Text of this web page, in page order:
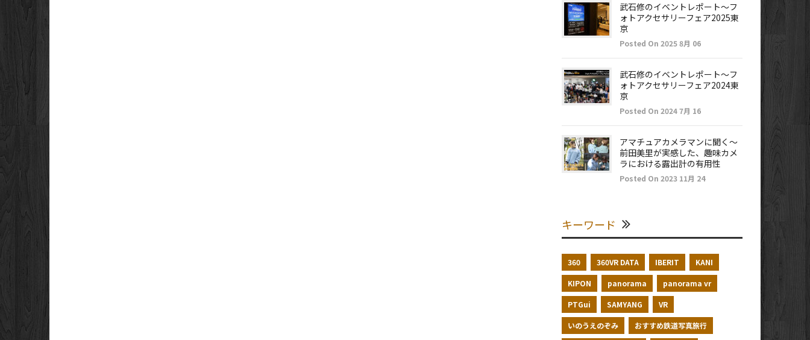
武石修のイベントレポート～フ
ォトアクセサリーフェア2025東
京
Posted On 2025 8月 06
武石修のイベントレポート～フ
ォトアクセサリーフェア2024東
京
Posted On 2024 7月 16
アマチュアカメラマンに聞く～
前田美里が実感した、趣味カメ
ラにおける露出計の有用性
Posted On 2023 11月 24
キーワード
360 360VR DATA IBERIT KANI
KIPON panorama panorama vr
PTGui SAMYANG VR
いのうえのぞみ おすすめ鉄道写真旅行